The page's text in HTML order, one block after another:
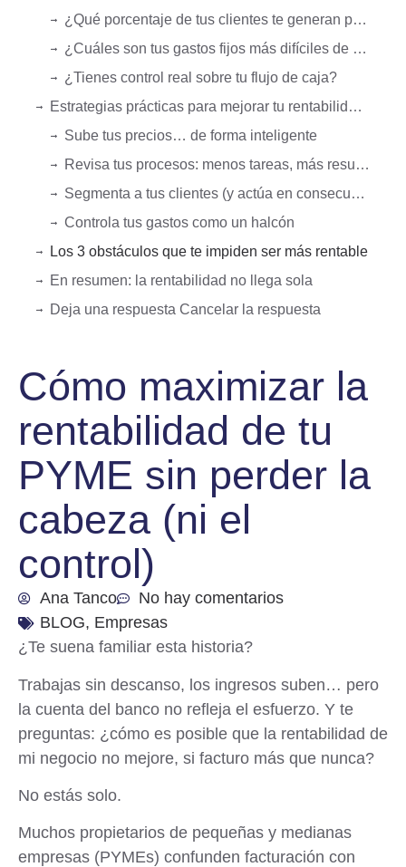
¿Qué porcentaje de tus clientes te generan pérdidas?
¿Cuáles son tus gastos fijos más difíciles de justificar?
¿Tienes control real sobre tu flujo de caja?
Estrategias prácticas para mejorar tu rentabilidad (sin vender tu alma)
Sube tus precios… de forma inteligente
Revisa tus procesos: menos tareas, más resultados
Segmenta a tus clientes (y actúa en consecuencia)
Controla tus gastos como un halcón
Los 3 obstáculos que te impiden ser más rentable
En resumen: la rentabilidad no llega sola
Deja una respuesta Cancelar la respuesta
Cómo maximizar la
rentabilidad de tu
PYME sin perder la
cabeza (ni el
control)
Ana Tanco
No hay comentarios
BLOG, Empresas
¿Te suena familiar esta historia?
Trabajas sin descanso, los ingresos suben… pero
la cuenta del banco no refleja el esfuerzo. Y te
preguntas: ¿cómo es posible que la rentabilidad de
mi negocio no mejore, si facturo más que nunca?
No estás solo.
Muchos propietarios de pequeñas y medianas
empresas (PYMEs) confunden facturación con